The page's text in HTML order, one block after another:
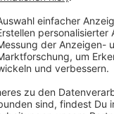
nach dem
Denn die